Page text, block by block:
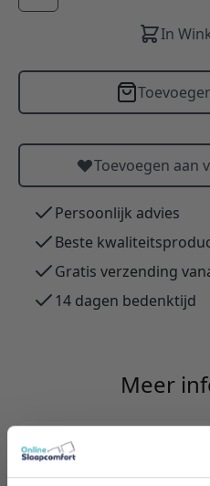
In
Toevoegen aan
Persoonlijk advies
Beste
Gratis verzending
14 dagen bedenktijd
Meer
Merk
Ultima Bedden